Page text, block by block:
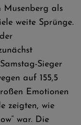
Musenberg als
weite Sprünge.
Sieger
auf 155,5
Emotionen
zeigten, wie
war. Die